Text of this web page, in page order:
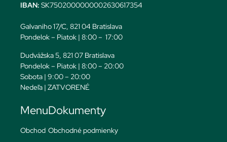
IBAN: SK7502000000002630617354
Galvaniho 17/C, 821 04 Bratislava
Pondelok – Piatok | 8:00 – 17:00
Dudvážska 5, 821 07 Bratislava
Pondelok – Piatok | 8:00 – 20:00
Sobota | 9:00 – 20:00
Nedeľa | ZATVORENÉ
Menu
Obchod
Dokumenty
Obchodné podmienky